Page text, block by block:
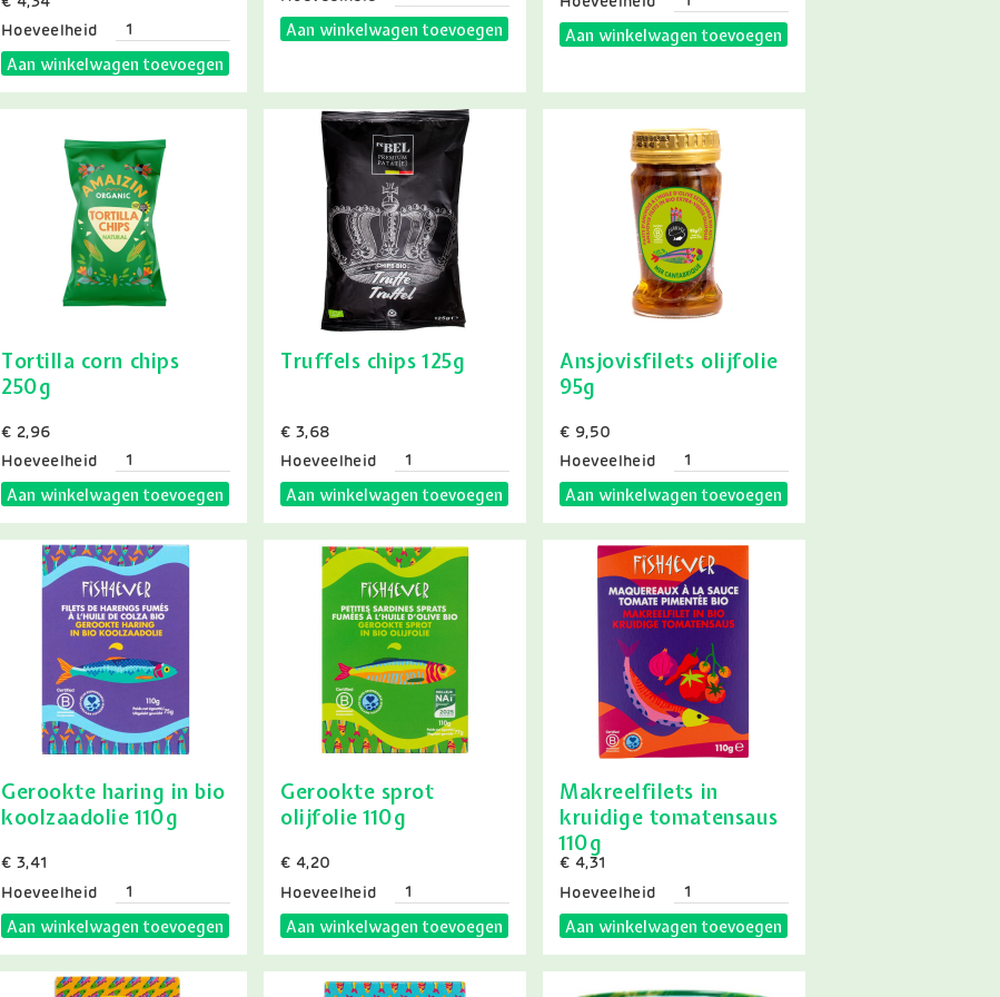
Hoeveelheid
Aan winkelwagen toevoegen
Aan winkelwagen toevoegen Aan winkelwagen toevoegen
Tortilla corn chips
250g
Prijs
€ 2,96
Hoeveelheid
Aan winkelwagen toevoegen
Truffels chips 125g
Prijs
€ 3,68
Hoeveelheid
Aan winkelwagen toevoegen
Ansjovisfilets olijfolie
95g
Prijs
€ 9,50
Hoeveelheid
Aan winkelwagen toevoegen
Gerookte haring in bio
koolzaadolie 110g
Prijs
€ 3,41
Hoeveelheid
Aan winkelwagen toevoegen
Gerookte sprot
olijfolie 110g
Prijs
€ 4,20
Hoeveelheid
Aan winkelwagen toevoegen
Makreelfilets in
kruidige tomatensaus
110g
Prijs
€ 4,31
Hoeveelheid
Aan winkelwagen toevoegen